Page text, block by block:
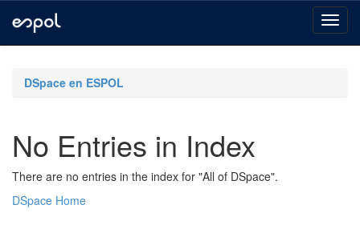
navigationDSpace en ESPOL
No Entries in Index
There are no entries in the index for "All of DSpace".
DSpace Home